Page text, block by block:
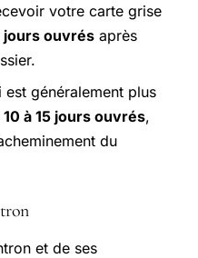
votre carte grise
jours ouvrés après
est généralement plus
10 à 15 jours ouvrés,
du
et de ses